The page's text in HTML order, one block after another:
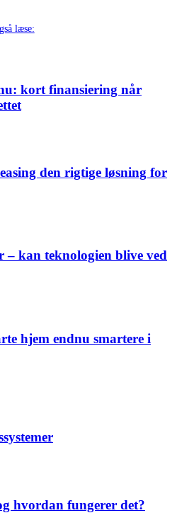
læse:
kort finansiering når
den rigtige løsning for
– kan teknologien blive ved
hjem endnu smartere i
hvordan fungerer det?